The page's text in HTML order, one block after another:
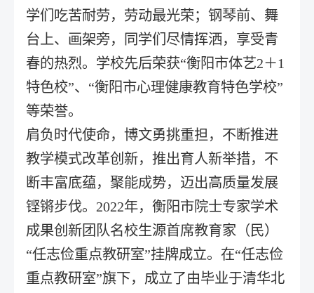
学们吃苦耐劳，劳动最光荣；钢琴前、舞
台上、画架旁，同学们尽情挥洒，享受青
春的热烈。学校先后荣获“衡阳市体艺2＋1
特色校”、“衡阳市心理健康教育特色学校”
等荣誉。
肩负时代使命，博文勇挑重担，不断推进
教学模式改革创新，推出育人新举措，不
断丰富底蕴，聚能成势，迈出高质量发展
铿锵步伐。2022年，衡阳市院士专家学术
成果创新团队名校生源首席教育家（民）
“任志俭重点教研室”挂牌成立。在“任志俭
重点教研室”旗下，成立了由毕业于清华北